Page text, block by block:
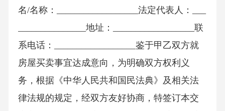
名/名称：__________________法定代表人：___
_______________地址：__________________联
系电话：__________________鉴于甲乙双方就
房屋买卖事宜达成意向，为明确双方权利义
务，根据《中华人民共和国民法典》及相关法
律法规的规定，经双方友好协商，特签订本交